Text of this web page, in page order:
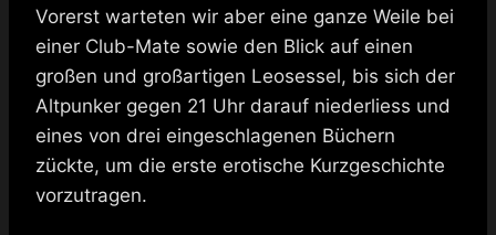
Vorerst warteten wir aber eine ganze Weile bei
einer Club-Mate sowie den Blick auf einen
großen und großartigen Leosessel, bis sich der
Altpunker gegen 21 Uhr darauf niederliess und
eines von drei eingeschlagenen Büchern
zückte, um die erste erotische Kurzgeschichte
vorzutragen.